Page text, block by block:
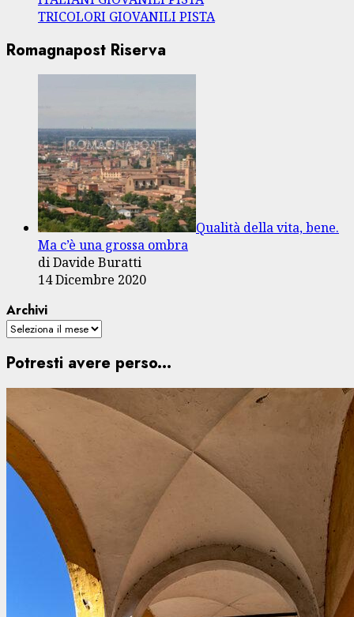
TRICOLORI GIOVANILI PISTA
Romagnapost Riserva
Qualità della vita, bene.
Ma c’è una grossa ombra
di Davide Buratti
14 Dicembre 2020
Archivi
Potresti avere perso...